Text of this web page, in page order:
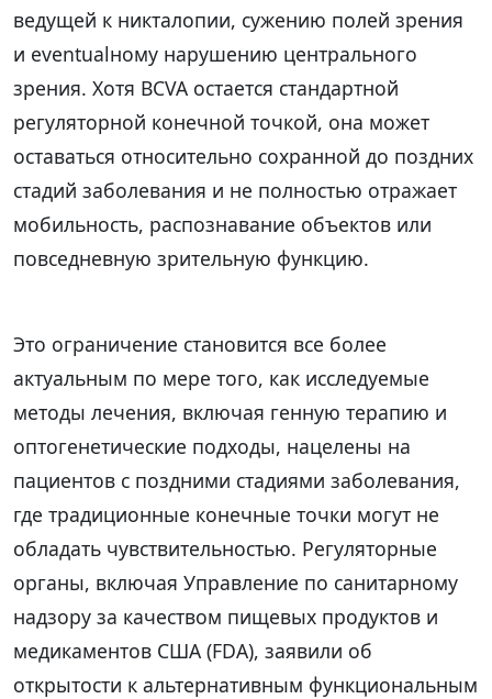
ведущей к никталопии, сужению полей зрения
и eventualному нарушению центрального
зрения. Хотя BCVA остается стандартной
регуляторной конечной точкой, она может
оставаться относительно сохранной до поздних
стадий заболевания и не полностью отражает
мобильность, распознавание объектов или
повседневную зрительную функцию.
Это ограничение становится все более
актуальным по мере того, как исследуемые
методы лечения, включая генную терапию и
оптогенетические подходы, нацелены на
пациентов с поздними стадиями заболевания,
где традиционные конечные точки могут не
обладать чувствительностью. Регуляторные
органы, включая Управление по санитарному
надзору за качеством пищевых продуктов и
медикаментов США (FDA), заявили об
открытости к альтернативным функциональным